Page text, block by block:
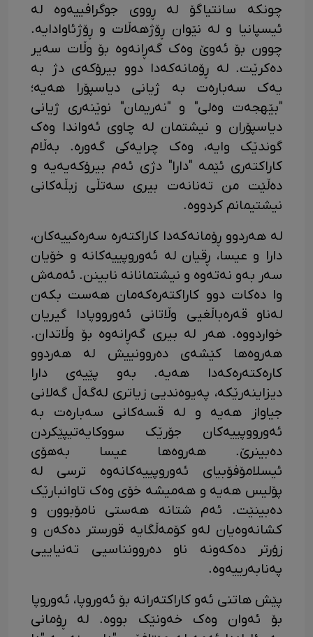
چونکە سانتیاگۆ لە ڕووی جوگرافییەوە لە
ئیسپانیا و لە نێوان ڕۆژهەڵات و ڕۆژئاوادایە.
چوون بۆ ئەوێ وەک گەڕانەوە بۆ وڵات سەیر
دەکرێت. لە ڕۆمانەکەدا دوو بیرۆکەی دژ بە
یەک سەبارەت بە ژیانی دیاسپۆرا هەیە؛
"بێهجەت وەلی" و "نەریمان" نوێنەری ژیانی
دیاسپۆران و نیشتمان لە چاوی ئەواندا وەک
گوندێک وایە، وەک چرایەکی گەورە. بەڵام
کاراکتەری ئێمە "دارا" دژی ئەم بیرۆکەیەیە و
دەڵێت من تەنانەت بیری سەتڵی زبڵەکانی
نیشتیمانم کردووە.
لە هەردوو ڕۆمانەکەدا کاراکتەرە سەرەکییەکان،
دارا و عیسا، ڕقیان لە ئەوروپییەکانە و خۆیان
سەر بەو نەتەوە و نیشتمانانە نابینن. ئەمەش
وا دەکات دوو کاراکتەرەکەمان هەست بکەن
لەناو قەرەباڵغیی وڵاتانی ئەورووپادا گیریان
خواردووە. هەر لە بیری گەڕانەوە بۆ وڵاتدان.
هەروەها کێشەی دەروونییش لە هەردوو
کارەکتەرەکەدا هەیە. بەو پێیەی دارا
دیزاینەرێکە، پەیوەندیی زیاتری لەگەڵ گەلانی
جیاواز هەیە و لە قسەکانی سەبارەت بە
ئەورووپییەکان جۆرێک سووکایەتیپێکردن
دەبینرێ. هەروەها عیسا بەهۆی
ئیسلامۆفۆبیای ئەوروپییەکانەوە ترسی لە
پۆلیس هەیە و هەمیشە خۆی وەک تاوانبارێک
دەبینێت. ئەم شتانە هەستی نامۆبوون و
کشانەوەیان لەو کۆمەڵگایە قورستر دەکەن و
زۆرتر دەکەونە ناو دەروونناسیی تەنیاییی
پەنابەرییەوە.
پێش هاتنی ئەو کاراکتەرانە بۆ ئەوروپا، ئەوروپا
بۆ ئەوان وەک خەونێک بووە. لە ڕۆمانی